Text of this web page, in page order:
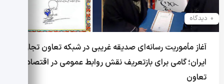
0 دیدگاه
آغاز مأموریت رسانه‌ای صدیقه غریبی در شبکه تعاون تجارت
ایران؛ گامی برای بازتعریف نقش روابط عمومی در اقتصاد
تعاون